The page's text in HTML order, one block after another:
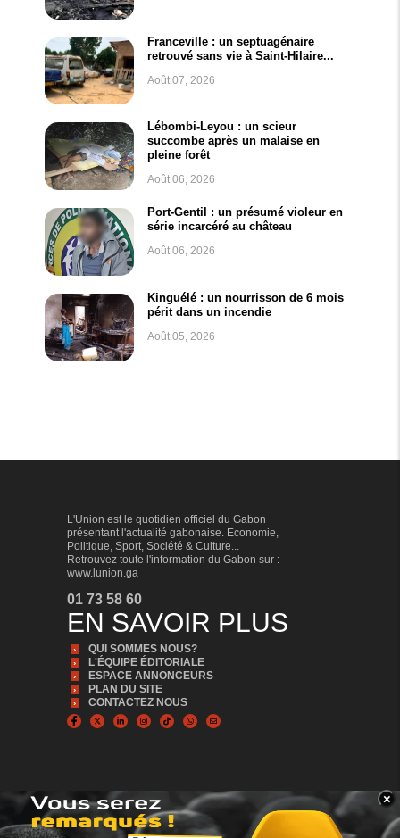
Franceville : un septuagénaire
retrouvé sans vie à Saint-Hilaire...
Août 07, 2026
Lébombi-Leyou : un scieur
succombe après un malaise en
pleine forêt
Août 06, 2026
Port-Gentil : un présumé violeur en
série incarcéré au château
Août 06, 2026
Kinguélé : un nourrisson de 6 mois
périt dans un incendie
Août 05, 2026
BANNER_BAS
×
L'Union est le quotidien officiel du Gabon
présentant l'actualité gabonaise. Economie,
Politique, Sport, Société & Culture...
Retrouvez toute l'information du Gabon sur :
www.lunion.ga
01 73 58 60
EN SAVOIR PLUS
QUI SOMMES NOUS?
L'ÉQUIPE ÉDITORIALE
ESPACE ANNONCEURS
PLAN DU SITE
CONTACTEZ NOUS
© Copyright 2024, Tous droits réservés | L'Union est édité par la Sonapresse